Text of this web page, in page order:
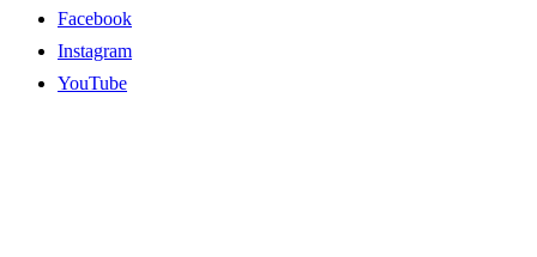
Facebook
Instagram
YouTube